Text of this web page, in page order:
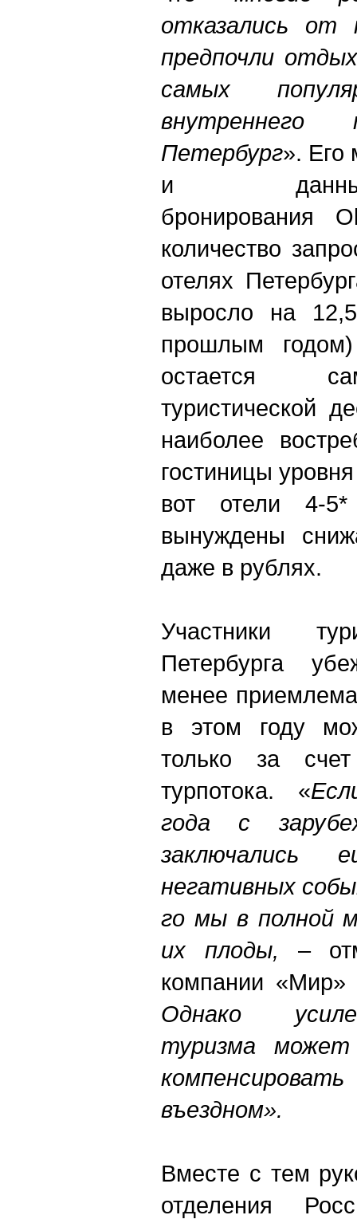
отказались от
предпочли
самых
внутреннего
Петербург». Его
и
бронирования
количество
отелях
выросло на
прошлым
остается
туристической
наиболее
гостиницы
вот отели 4-5*
вынуждены
даже в рублях.
Участники
Петербурга
менее
в этом году
только за счет
турпотока. «
года с
заключались
негативных
го мы в полной
их плоды, –
компании
Однако
туризма
въездном».
Вместе с тем
отделения